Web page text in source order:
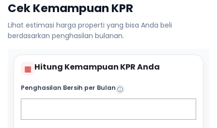
Cek Kemampuan KPR
Lihat estimasi harga properti yang bisa Anda beli
berdasarkan penghasilan bulanan.
▦ Hitung Kemampuan KPR Anda
Penghasilan Bersih per Bulan